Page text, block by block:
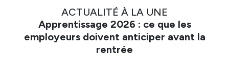
ACTUALITÉ À LA UNE
Apprentissage 2026 : ce que les
employeurs doivent anticiper avant la
rentrée